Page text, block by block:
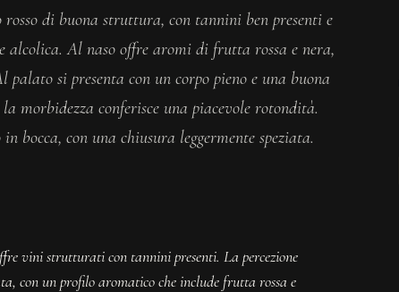
di buona struttura, con tannini ben presenti e
alcolica. Al naso offre aromi di frutta rossa e nera,
palato si presenta con un corpo pieno e una buona
morbidezza conferisce una piacevole rotondità.
bocca, con una chiusura leggermente speziata.
vini strutturati con tannini presenti. La percezione
con un profilo aromatico che include frutta rossa e